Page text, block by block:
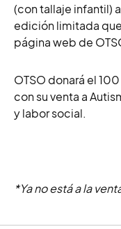
(con tallaje infantil)
edición limitada
página web de
OTSO donará el
con su venta a
y labor social.
*Ya no está a la